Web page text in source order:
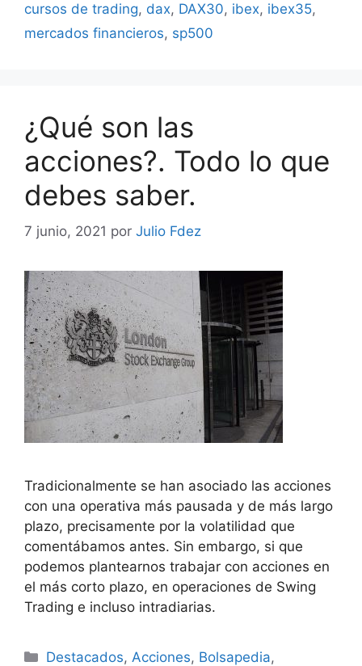
cursos de trading, dax, DAX30, ibex, ibex35,
mercados financieros, sp500
¿Qué son las
acciones?. Todo lo que
debes saber.
7 junio, 2021 por Julio Fdez
Tradicionalmente se han asociado las acciones
con una operativa más pausada y de más largo
plazo, precisamente por la volatilidad que
comentábamos antes. Sin embargo, si que
podemos plantearnos trabajar con acciones en
el más corto plazo, en operaciones de Swing
Trading e incluso intradiarias.
Categorías
Destacados, Acciones, Bolsapedia,